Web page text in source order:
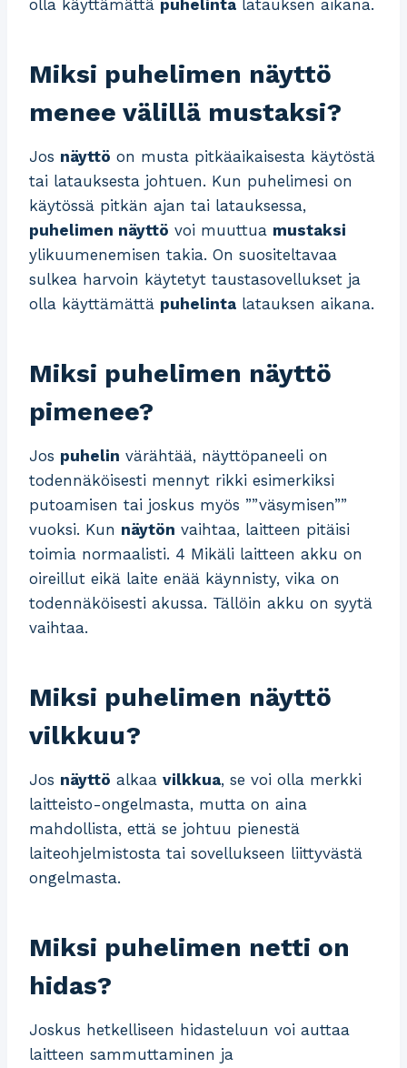
olla käyttämättä puhelinta latauksen aikana.
Miksi puhelimen näyttö
menee välillä mustaksi?
Jos näyttö on musta pitkäaikaisesta käytöstä
tai latauksesta johtuen. Kun puhelimesi on
käytössä pitkän ajan tai latauksessa,
puhelimen näyttö voi muuttua mustaksi
ylikuumenemisen takia. On suositeltavaa
sulkea harvoin käytetyt taustasovellukset ja
olla käyttämättä puhelinta latauksen aikana.
Miksi puhelimen näyttö
pimenee?
Jos puhelin värähtää, näyttöpaneeli on
todennäköisesti mennyt rikki esimerkiksi
putoamisen tai joskus myös ””väsymisen””
vuoksi. Kun näytön vaihtaa, laitteen pitäisi
toimia normaalisti. 4 Mikäli laitteen akku on
oireillut eikä laite enää käynnisty, vika on
todennäköisesti akussa. Tällöin akku on syytä
vaihtaa.
Miksi puhelimen näyttö
vilkkuu?
Jos näyttö alkaa vilkkua, se voi olla merkki
laitteisto-ongelmasta, mutta on aina
mahdollista, että se johtuu pienestä
laiteohjelmistosta tai sovellukseen liittyvästä
ongelmasta.
Miksi puhelimen netti on
hidas?
Joskus hetkelliseen hidasteluun voi auttaa
laitteen sammuttaminen ja